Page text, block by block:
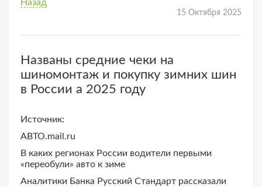
Назад
15 Октября 2025
Названы средние чеки на
шиномонтаж и покупку зимних шин
в России а 2025 году
Источник:
АВТО.mail.ru
В каких регионах России водители первыми
«переобули» авто к зиме
Аналитики Банка Русский Стандарт рассказали